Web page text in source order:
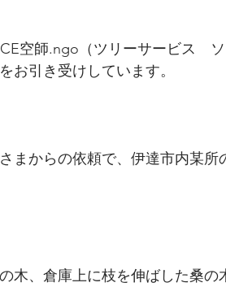
空師.ngo（ツリーサービス　
お引き受けしています。
まからの依頼で、伊達市内某所
木、倉庫上に枝を伸ばした桑の